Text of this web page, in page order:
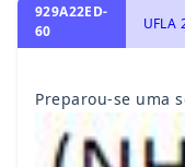
929A22ED-
60
Preparou-se uma